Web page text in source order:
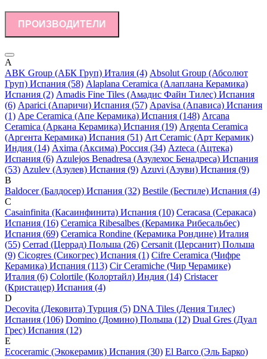
ПРОИЗВОДИТЕЛИ
A
ABK Group (АБК Груп) Италия (4) Absolut Group (Абсолют
Груп) Испания (58) Alaplana Ceramica (Алаплана Керамика)
Испания (2) Amadis Fine Tiles (Амадис Файн Тилес) Испания
(6) Aparici (Апаричи) Испания (57) Apavisa (Апависа) Испания
(1) Ape Ceramica (Апе Керамика) Испания (148) Arcana
Ceramica (Аркана Керамика) Испания (19) Argenta Ceramica
(Аргента Керамика) Испания (51) Art Ceramic (Арт Керамик)
Индия (14) Axima (Аксима) Россия (34) Azteca (Ацтека)
Испания (6) Azulejos Benadresa (Азулехос Бенадреса) Испания
(53) Azulev (Азулев) Испания (9) Azuvi (Азуви) Испания (9)
B
Baldocer (Балдосер) Испания (32) Bestile (Бестиле) Испания (4)
C
Casainfinita (Касаинфинита) Испания (10) Ceracasa (Серакаса)
Испания (16) Ceramica Ribesalbes (Керамика Рибесальбес)
Испания (69) Ceramica Rondine (Керамика Рондине) Италия
(55) Cerrad (Церрад) Польша (26) Cersanit (Церсанит) Польша
(9) Cicogres (Сикогрес) Испания (1) Cifre Ceramica (Чифре
Керамика) Испания (113) Cir Ceramiche (Чир Черамике)
Италия (6) Colortile (Колортайл) Индия (14) Cristacer
(Кристацер) Испания (4)
D
Decovita (Дековита) Турция (5) DNA Tiles (Дения Тилес)
Испания (106) Domino (Домино) Польша (12) Dual Gres (Дуал
Грес) Испания (12)
E
Ecoceramic (Экокерамик) Испания (30) El Barco (Эль Барко)